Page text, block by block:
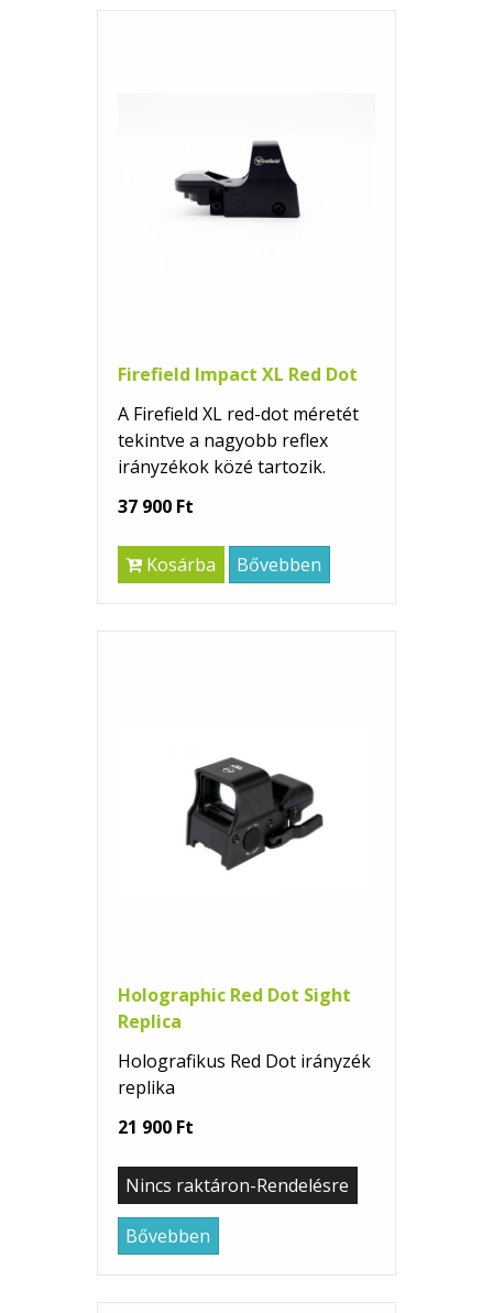
Firefield Impact XL Red Dot
A Firefield XL red-dot méretét
tekintve a nagyobb reflex
irányzékok közé tartozik.
37 900 Ft
Kosárba Bővebben
Holographic Red Dot Sight
Replica
Holografikus Red Dot irányzék
replika
21 900 Ft
Nincs raktáron-Rendelésre
Bővebben